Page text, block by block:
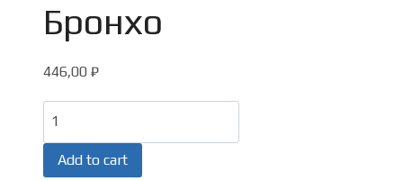
Бронхо
446,00 ₽
Набор
сироп
от
Add to cart